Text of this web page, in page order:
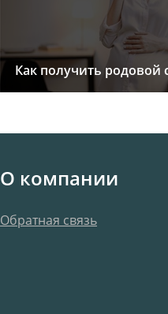
Как получить родовой
О компании
Обратная связь